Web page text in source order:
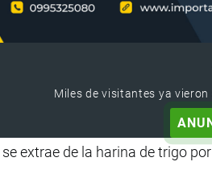
Miles de visitantes ya
se extrae de la harina de trigo